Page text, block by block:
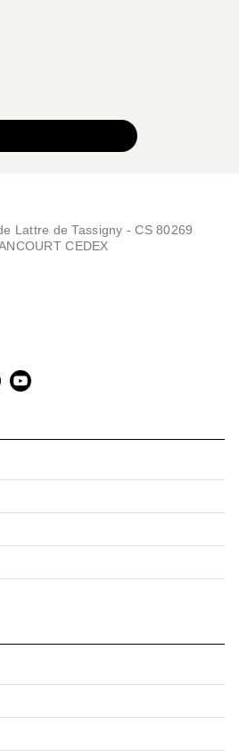
Lattre de Tassigny - CS 80269
CEDEX